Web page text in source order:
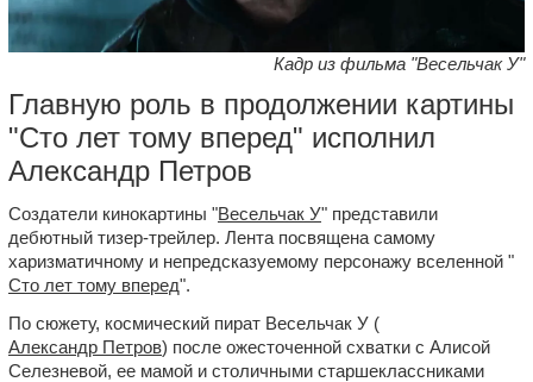
Кадр из фильма "Весельчак У"
Главную роль в продолжении картины
"Сто лет тому вперед" исполнил
Александр Петров
Создатели кинокартины "Весельчак У" представили
дебютный тизер-трейлер. Лента посвящена самому
харизматичному и непредсказуемому персонажу вселенной "
Сто лет тому вперед".
По сюжету, космический пират Весельчак У (
Александр Петров) после ожесточенной схватки с Алисой
Селезневой, ее мамой и столичными старшеклассниками